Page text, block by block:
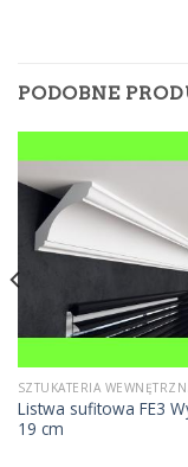
PODOBNE
Listwa sufitowa FE3
19 cm